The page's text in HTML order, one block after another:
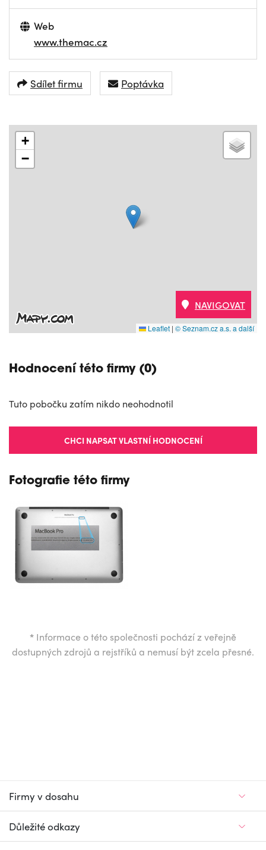
Web
www.themac.cz
Sdílet firmu Poptávka
+
−
Leaflet | © Seznam.cz a.s. a další
NAVIGOVAT
Hodnocení této firmy (0)
Tuto pobočku zatím nikdo neohodnotil
CHCI NAPSAT VLASTNÍ HODNOCENÍ
Fotografie této firmy
* Informace o této společnosti pochází z veřejně
dostupných zdrojů a rejstříků a nemusí být zcela přesné.
Firmy v dosahu
Důležité odkazy